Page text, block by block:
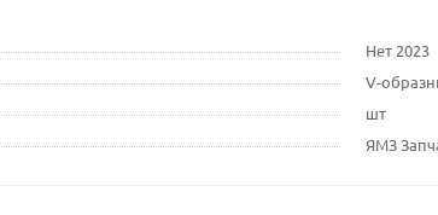
Нет 2023
V-
шт
ЯМЗ